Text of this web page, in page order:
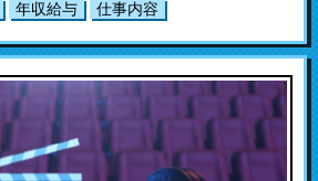
年収給与 仕事内容